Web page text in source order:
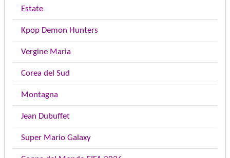
Estate
Kpop Demon Hunters
Vergine Maria
Corea del Sud
Montagna
Jean Dubuffet
Super Mario Galaxy